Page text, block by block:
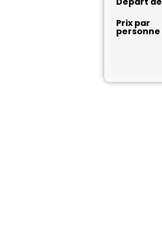
Prix par
personne